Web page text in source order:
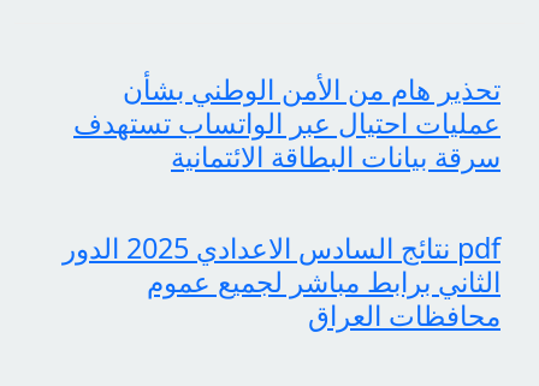
تحذير هام من الأمن الوطني بشأن
عمليات احتيال عبر الواتساب تستهدف
سرقة بيانات البطاقة الائتمانية
pdf نتائج السادس الاعدادي 2025 الدور
الثاني برابط مباشر لجميع عموم
محافظات العراق